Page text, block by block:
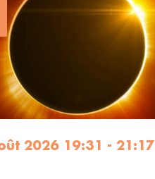
2026 19:31 - 21:17